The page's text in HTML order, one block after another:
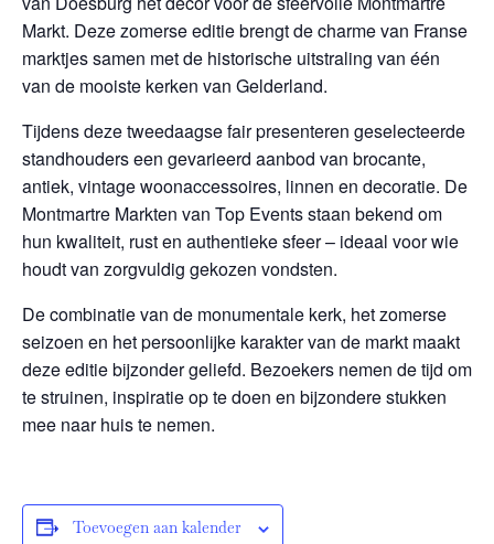
Markt. Deze zomerse editie brengt de charme van Franse
marktjes samen met de historische uitstraling van één
van de mooiste kerken van Gelderland.
Tijdens deze tweedaagse fair presenteren geselecteerde
standhouders een gevarieerd aanbod van brocante,
antiek, vintage woonaccessoires, linnen en decoratie. De
Montmartre Markten van Top Events staan bekend om
hun kwaliteit, rust en authentieke sfeer – ideaal voor wie
houdt van zorgvuldig gekozen vondsten.
De combinatie van de monumentale kerk, het zomerse
seizoen en het persoonlijke karakter van de markt maakt
deze editie bijzonder geliefd. Bezoekers nemen de tijd om
te struinen, inspiratie op te doen en bijzondere stukken
mee naar huis te nemen.
Toevoegen aan kalender